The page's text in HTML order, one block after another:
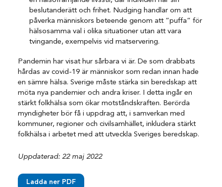
beslutanderätt och frihet. Nudging handlar om att
påverka människors beteende genom att ”puffa” för
hälsosamma val i olika situationer utan att vara
tvingande, exempelvis vid matservering.
Pandemin har visat hur sårbara vi är. De som drabbats
hårdas av covid-19 är människor som redan innan hade
en sämre hälsa. Sverige måste stärka sin beredskap att
möta nya pandemier och andra kriser. I detta ingår en
stärkt folkhälsa som ökar motståndskraften. Berörda
myndigheter bör få i uppdrag att, i samverkan med
kommuner, regioner och civilsamhället, inkludera stärkt
folkhälsa i arbetet med att utveckla Sveriges beredskap.
Uppdaterad: 22 maj 2022
Ladda ner PDF